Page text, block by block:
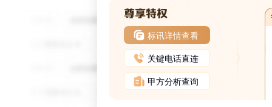
标讯详情查看
关键电话直连
甲方分析查询